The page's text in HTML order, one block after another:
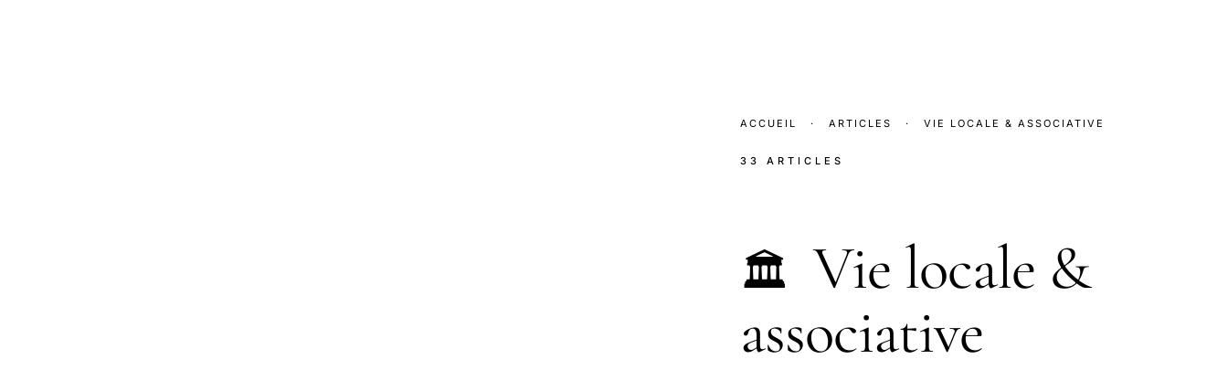
ACCUEIL · ARTICLES · VIE LOCALE & ASSOCIATIVE
33 ARTICLES
🏛️ Vie locale &
associative